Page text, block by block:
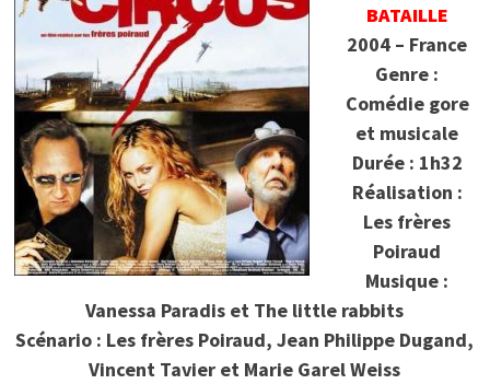
BATAILLE
2004 – France
Genre :
Comédie gore
et musicale
Durée : 1h32
Réalisation :
Les frères
Poiraud
Musique :
Vanessa Paradis et The little rabbits
Scénario : Les frères Poiraud, Jean Philippe Dugand,
Vincent Tavier et Marie Garel Weiss